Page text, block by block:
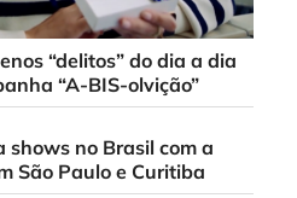
“delitos” do dia a dia
“A-BIS-olvição”
shows no Brasil com a
São Paulo e Curitiba